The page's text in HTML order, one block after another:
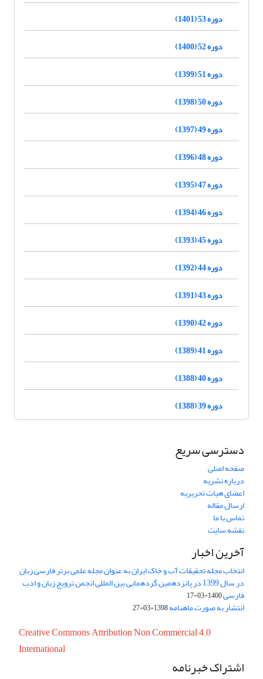
دوره 53 (1401)
دوره 52 (1400)
دوره 51 (1399)
دوره 50 (1398)
دوره 49 (1397)
دوره 48 (1396)
دوره 47 (1395)
دوره 46 (1394)
دوره 45 (1393)
دوره 44 (1392)
دوره 43 (1391)
دوره 42 (1390)
دوره 41 (1389)
دوره 40 (1388)
دوره 39 (1388)
دسترسی سریع
صفحه اصلی
درباره نشریه
اعضای هیات تحریریه
ارسال مقاله
تماس با ما
نقشه سایت
آخرین اخبار
انتخاب مجله تحقیقات آب و خاک ایران به عنوان مجله علمی برتر فارسی زبان
در سال 1399 در پانزدهمین گردهمایی بین المللی انجمن ترویج زبان و ادب
فارسی1400-03-17
انتشار به صورت ماهنامه1398-03-27
Creative Commons Attribution Non Commercial 4.0
International
اشتراک خبرنامه